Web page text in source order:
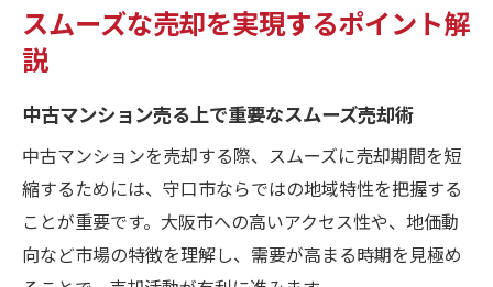
スムーズな売却を実現するポイント解
説
中古マンション売る上で重要なスムーズ売却術
中古マンションを売却する際、スムーズに売却期間を短
縮するためには、守口市ならではの地域特性を把握する
ことが重要です。大阪市への高いアクセス性や、地価動
向など市場の特徴を理解し、需要が高まる時期を見極め